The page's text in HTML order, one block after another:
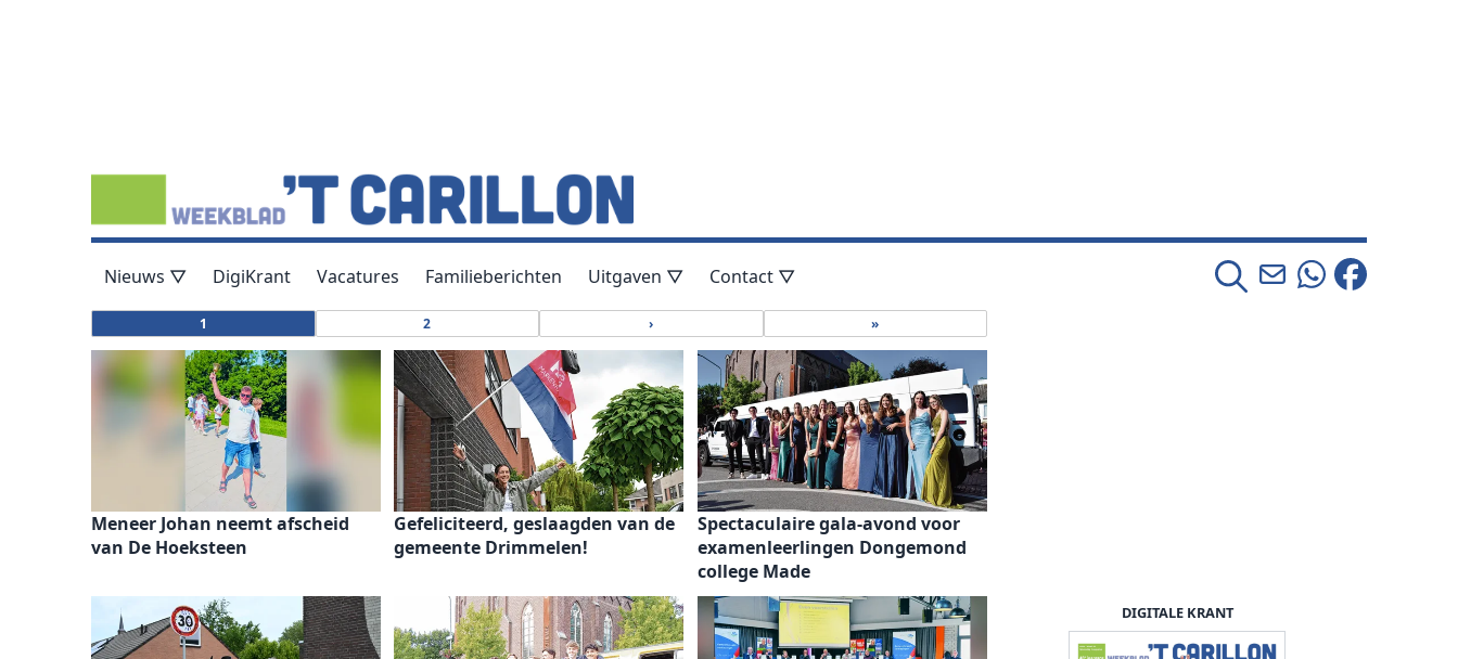
Nieuws ▽ DigiKrant Vacatures Familieberichten Uitgaven ▽ Contact ▽
1 2 › »
Meneer Johan neemt afscheid
van De Hoeksteen
Gefeliciteerd, geslaagden van de
gemeente Drimmelen!
Spectaculaire gala-avond voor
examenleerlingen Dongemond
college Made
DIGITALE KRANT